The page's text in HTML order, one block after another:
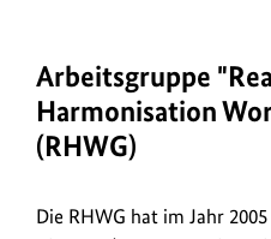
Arbeitsgruppe "
Harmonisation
(RHWG)
Die RHWG hat im Jahr